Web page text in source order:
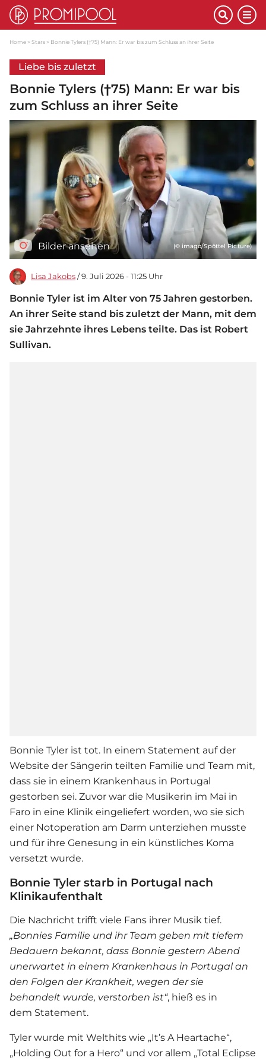
Home Stars Bonnie Tylers (†75) Mann: Er war bis zum Schluss an ihrer Seite
Liebe bis zuletzt
Bonnie Tylers (†75) Mann: Er war bis
zum Schluss an ihrer Seite
Bilder ansehen (© imago/Spöttel Picture)
Lisa Jakobs / 9. Juli 2026 - 11:25 Uhr
Bonnie Tyler ist im Alter von 75 Jahren gestorben.
An ihrer Seite stand bis zuletzt der Mann, mit dem
sie Jahrzehnte ihres Lebens teilte. Das ist Robert
Sullivan.
Bonnie Tyler ist tot. In einem Statement auf der
Website der Sängerin teilten Familie und Team mit,
dass sie in einem Krankenhaus in Portugal
gestorben sei. Zuvor war die Musikerin im Mai in
Faro in eine Klinik eingeliefert worden, wo sie sich
einer Notoperation am Darm unterziehen musste
und für ihre Genesung in ein künstliches Koma
versetzt wurde.
Bonnie Tyler starb in Portugal nach
Klinikaufenthalt
Die Nachricht trifft viele Fans ihrer Musik tief.
„Bonnies Familie und ihr Team geben mit tiefem
Bedauern bekannt, dass Bonnie gestern Abend
unerwartet in einem Krankenhaus in Portugal an
den Folgen der Krankheit, wegen der sie
behandelt wurde, verstorben ist“, hieß es in
dem Statement.
Tyler wurde mit Welthits wie „It’s A Heartache“,
„Holding Out for a Hero“ und vor allem „Total Eclipse